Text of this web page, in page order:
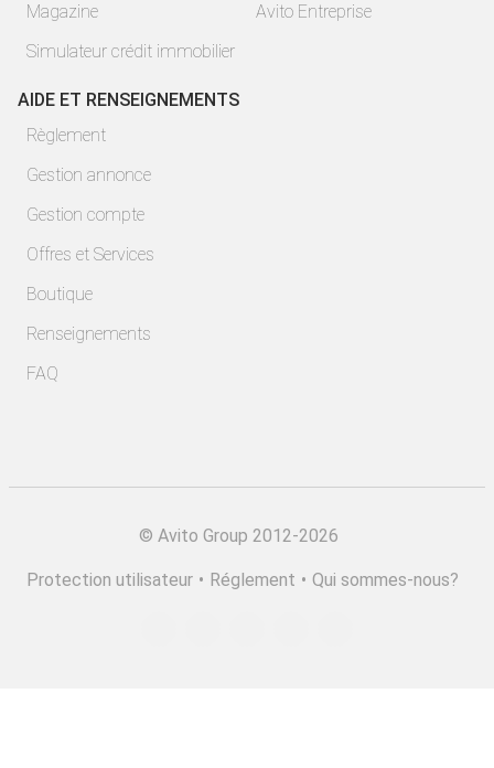
Magazine
Simulateur crédit immobilier
Avito Entreprise
AIDE ET RENSEIGNEMENTS
Règlement
Gestion annonce
Gestion compte
Offres et Services
Boutique
Renseignements
FAQ
© Avito Group 2012-2026
Protection utilisateur • Réglement • Qui sommes-nous?